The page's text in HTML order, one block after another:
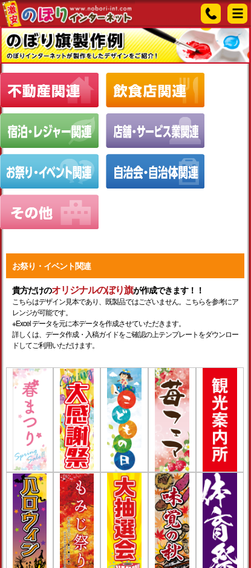
不動産関連
宿泊・レジャー関連
お祭り・イベント関連
お祭り・イベント関連
貴方だけのオリジナルのぼり旗が作成できます！！
こちらはデザイン見本であり、既製品ではございません。こちらを参考にア
レンジが可能です。
※Excel データを元に本データを作成させていただきます。
詳しくは、データ作成・入稿ガイドをご確認の上テンプレートをダウンロー
ドしてご利用いただけます。